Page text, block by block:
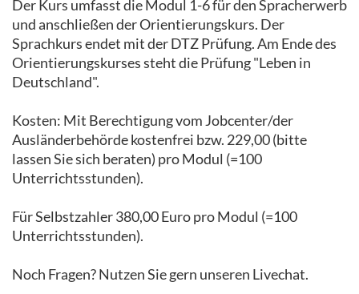
Der Kurs umfasst die Modul 1-6 für den Spracherwerb
und anschließen der Orientierungskurs. Der
Sprachkurs endet mit der DTZ Prüfung. Am Ende des
Orientierungskurses steht die Prüfung "Leben in
Deutschland".
Kosten: Mit Berechtigung vom Jobcenter/der
Ausländerbehörde kostenfrei bzw. 229,00 (bitte
lassen Sie sich beraten) pro Modul (=100
Unterrichtsstunden).
Für Selbstzahler 380,00 Euro pro Modul (=100
Unterrichtsstunden).
Noch Fragen? Nutzen Sie gern unseren Livechat.